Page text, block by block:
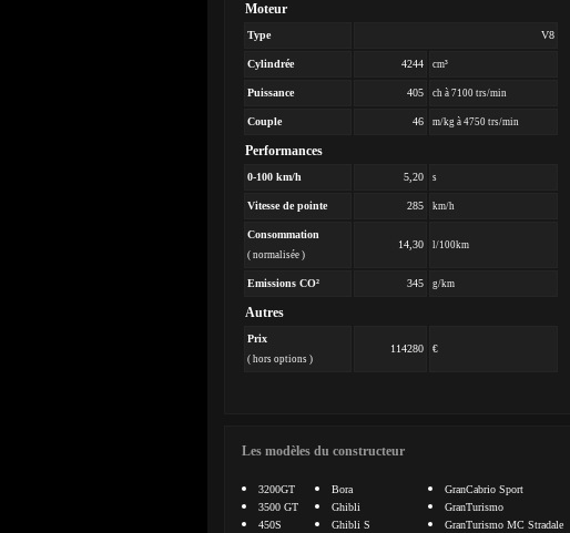
Moteur
Type V8
Cylindrée 4244 cm³
Puissance 405 ch à 7100 trs/min
Couple 46 m/kg à 4750 trs/min
Performances
0-100 km/h 5,20 s
Vitesse de pointe 285 km/h
Consommation
( normalisée )
14,30 l/100km
Emissions CO² 345 g/km
Autres
Prix
( hors options )
114280 €
Les modèles du constructeur
3200GT
3500 GT
450S
Bora
Ghibli
Ghibli S
GranCabrio Sport
GranTurismo
GranTurismo MC Stradale